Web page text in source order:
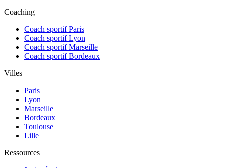
Coaching
Coach sportif Paris
Coach sportif Lyon
Coach sportif Marseille
Coach sportif Bordeaux
Villes
Paris
Lyon
Marseille
Bordeaux
Toulouse
Lille
Ressources